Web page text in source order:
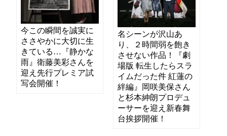
今この瞬間を誠実に
ささやかに大切に生
きている…『静かな
雨』衛藤美彩さんを
迎え先行プレミア試
写会開催！
名シーンが沢山あ
り、２時間弱を飽き
させない作品！『劇
場版 転生したらスラ
イムだった件 紅蓮の
絆編』岡咲美保さん
と杉本紳朗プロデュ
ーサーを迎え新春舞
台挨拶開催！